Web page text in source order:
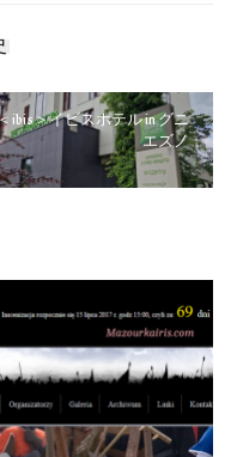
ibis＞イビスホテル in グニ
エズノ